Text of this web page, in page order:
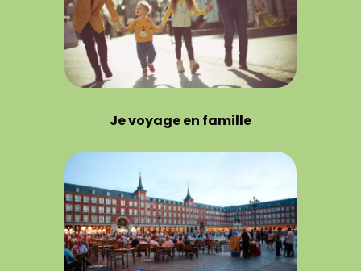
Je voyage en famille